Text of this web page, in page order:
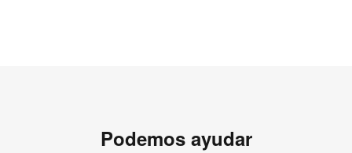
Podemos ayudar